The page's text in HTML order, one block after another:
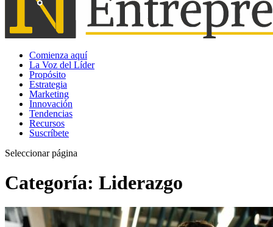
Comienza aquí
La Voz del Líder
Propósito
Estrategia
Marketing
Innovación
Tendencias
Recursos
Suscríbete
Seleccionar página
Categoría: Liderazgo